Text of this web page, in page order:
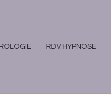
RDV HYPNOSE